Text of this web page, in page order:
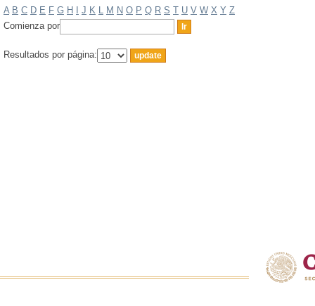
A B C D E F G H J K L M N O P Q R S T U V W X Y Z
Comienza por
Resultados por página: